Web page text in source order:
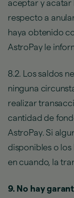
aceptar y acatar
respecto a
haya obtenido
AstroPay le
8.2. Los saldos
ninguna
realizar
cantidad de
AstroPay. Si
disponibles o los
en cuando, la
9. No hay